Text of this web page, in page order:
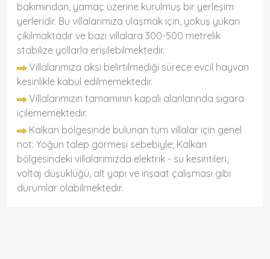
bakımından, yamaç üzerine kurulmuş bir yerleşim
yerleridir. Bu villalarımıza ulaşmak için, yokuş yukarı
çıkılmaktadır ve bazı villalara 300-500 metrelik
stabilize yollarla erişilebilmektedir.
Villalarımıza aksi belirtilmediği sürece evcil hayvan
kesinlikle kabul edilmemektedir.
Villalarımızın tamamının kapalı alanlarında sigara
içilememektedir.
Kalkan bölgesinde bulunan tüm villalar için genel
not: Yoğun talep görmesi sebebiyle; Kalkan
bölgesindeki villalarımızda elektrik - su kesintileri,
voltaj düşüklüğü, alt yapı ve inşaat çalışması gibi
durumlar olabilmektedir.